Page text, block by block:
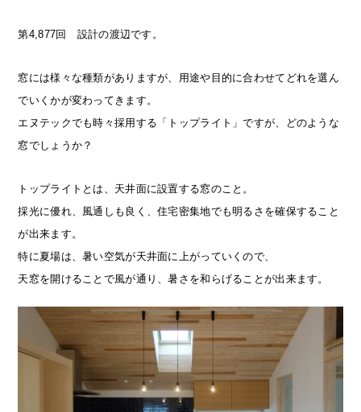
第4,877回 設計の渡辺です。
窓には様々な種類がありますが、用途や目的に合わせてどれを選ん
でいくかが変わってきます。
エヌテックでも時々採用する「トップライト」ですが、どのような
窓でしょうか？
トップライトとは、天井面に設置する窓のこと。
採光に優れ、風通しも良く、住宅密集地でも明るさを確保すること
が出来ます。
特に夏場は、暑い空気が天井面に上がっていくので、
天窓を開けることで風が通り、暑さを和らげることが出来ます。